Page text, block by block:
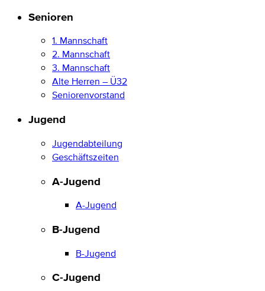
Senioren
1. Mannschaft
2. Mannschaft
3. Mannschaft
Alte Herren – Ü32
Seniorenvorstand
Jugend
Jugendabteilung
Geschäftszeiten
A-Jugend
A-Jugend
B-Jugend
B-Jugend
C-Jugend